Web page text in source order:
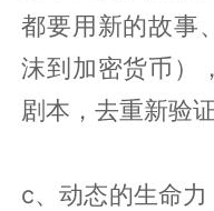
都要用新的故事
沫到加密货币）
剧本，去重新验
c、动态的生命